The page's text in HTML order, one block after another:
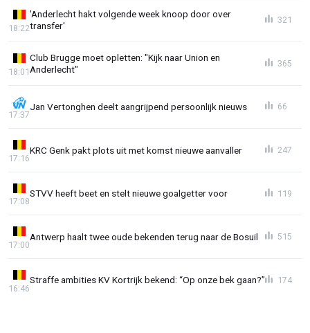
'Anderlecht hakt volgende week knoop door over
transfer'
18:22
321
Club Brugge moet opletten: "Kijk naar Union en
Anderlecht"
18:01
365
Jan Vertonghen deelt aangrijpend persoonlijk nieuws
17:37
66
KRC Genk pakt plots uit met komst nieuwe aanvaller
17:16
247
STVV heeft beet en stelt nieuwe goalgetter voor
17:08
119
Antwerp haalt twee oude bekenden terug naar de Bosuil
17:00
515
Straffe ambities KV Kortrijk bekend: “Op onze bek gaan?”
16:46
174